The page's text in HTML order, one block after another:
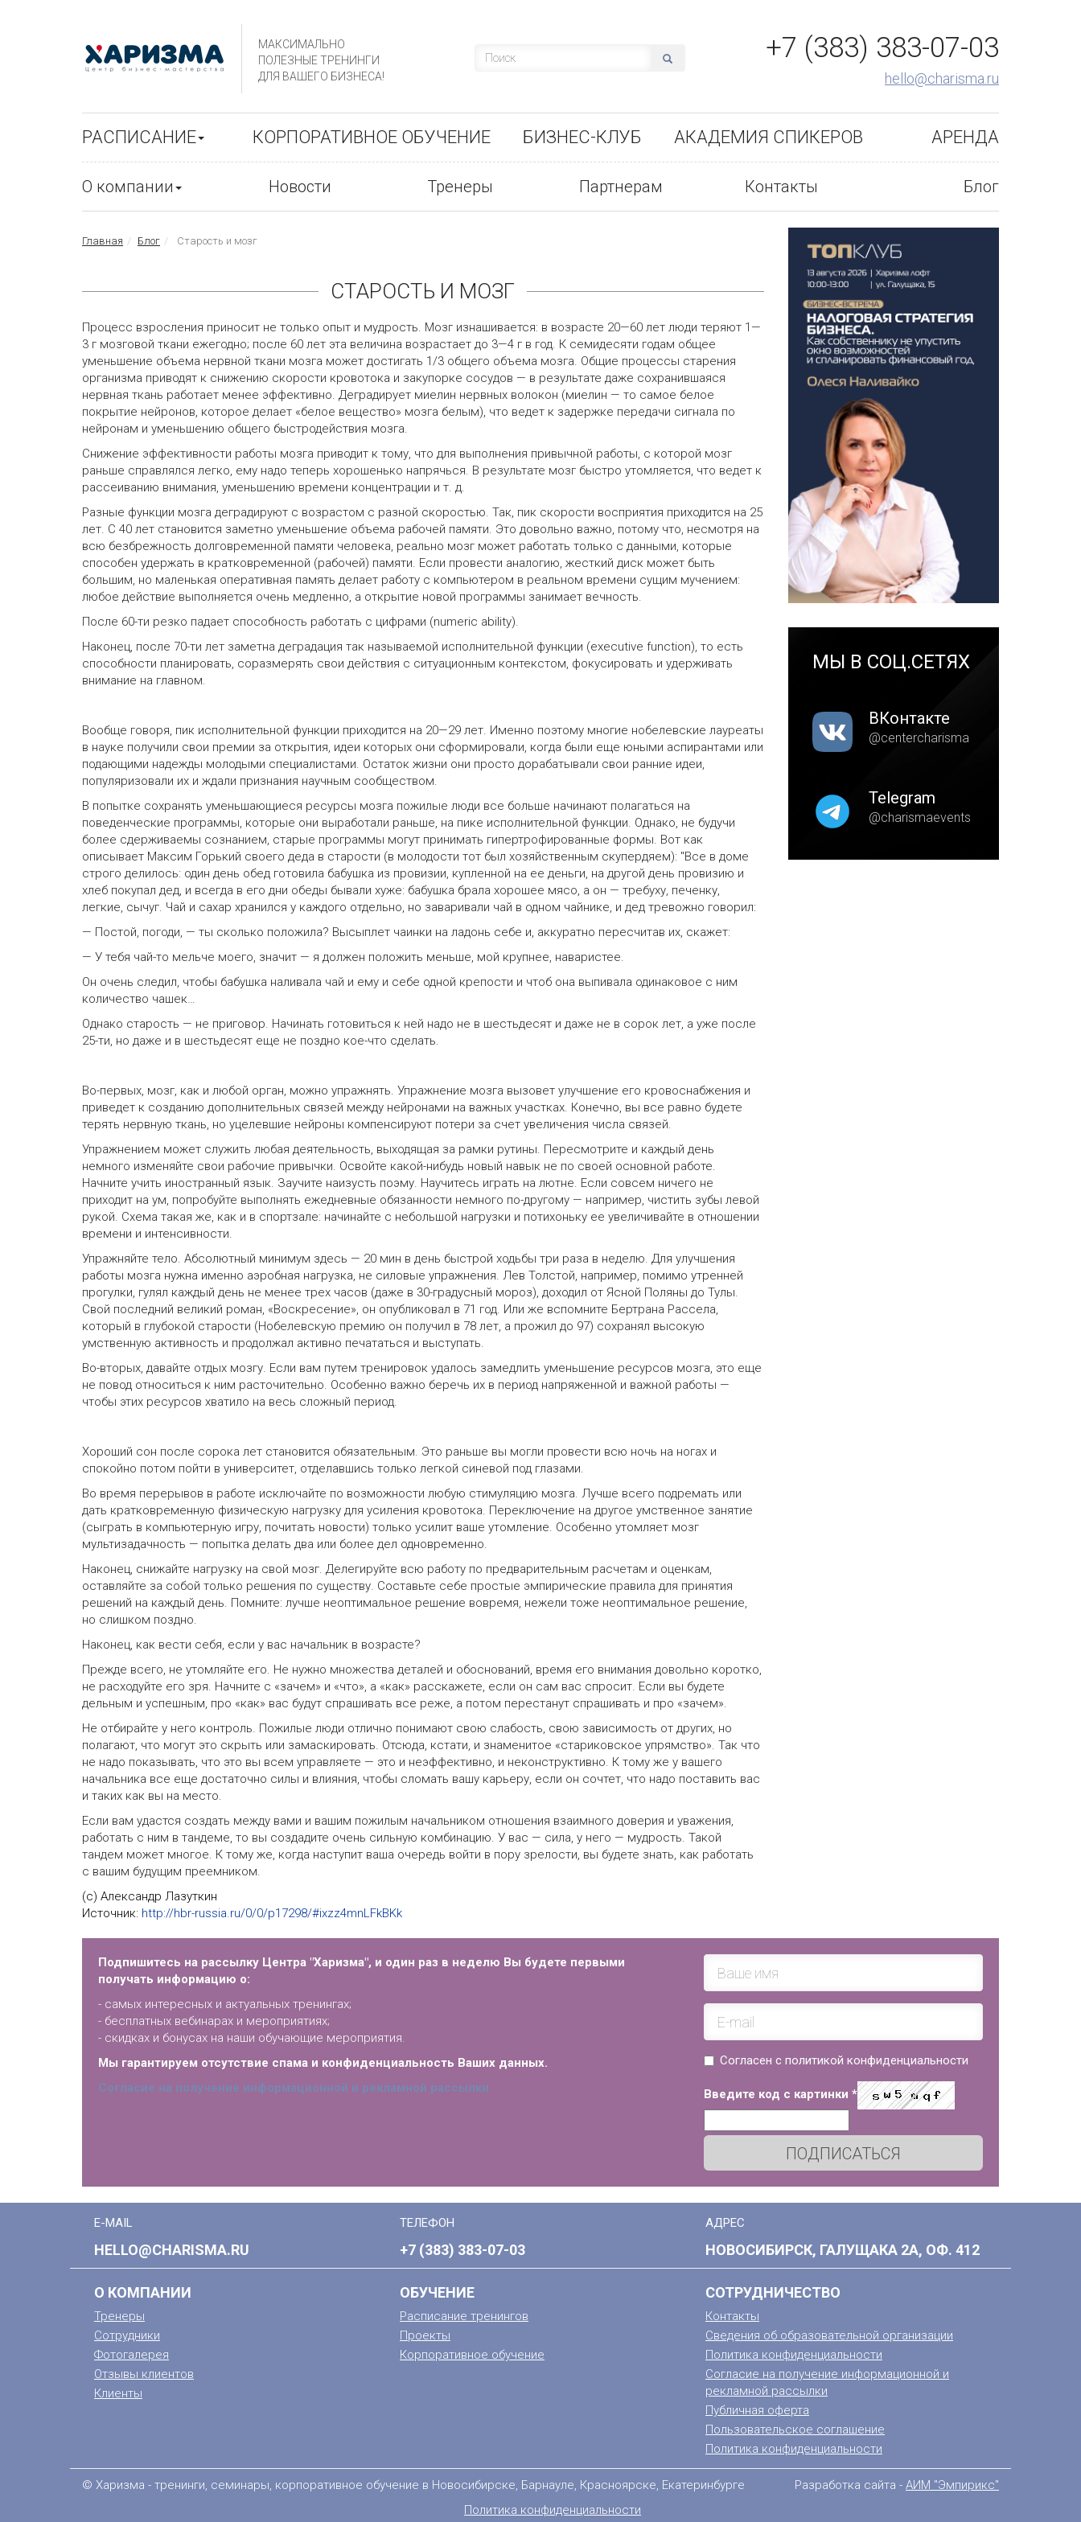
МАКСИМАЛЬНО
ПОЛЕЗНЫЕ ТРЕНИНГИ
ДЛЯ ВАШЕГО БИЗНЕСА!
+7 (383) 383-07-03
hello@charisma.ru
РАСПИСАНИЕ КОРПОРАТИВНОЕ ОБУЧЕНИЕ БИЗНЕС-КЛУБ АКАДЕМИЯ СПИКЕРОВ АРЕНДА
О компании Новости Тренеры Партнерам Контакты Блог
Главная Блог Старость и мозг
СТАРОСТЬ И МОЗГ
Процесс взросления приносит не только опыт и мудрость. Мозг изнашивается: в возрасте 20—60 лет люди теряют 1—
3 г мозговой ткани ежегодно; после 60 лет эта величина возрастает до 3—4 г в год. К семидесяти годам общее
уменьшение объема нервной ткани мозга может достигать 1/3 общего объема мозга. Общие процессы старения
организма приводят к снижению скорости кровотока и закупорке сосудов — в результате даже сохранившаяся
нервная ткань работает менее эффективно. Деградирует миелин нервных волокон (миелин — то самое белое
покрытие нейронов, которое делает «белое вещество» мозга белым), что ведет к задержке передачи сигнала по
нейронам и уменьшению общего быстродействия мозга.
Снижение эффективности работы мозга приводит к тому, что для выполнения привычной работы, с которой мозг
раньше справлялся легко, ему надо теперь хорошенько напрячься. В результате мозг быстро утомляется, что ведет к
рассеиванию внимания, уменьшению времени концентрации и т. д.
Разные функции мозга деградируют с возрастом с разной скоростью. Так, пик скорости восприятия приходится на 25
лет. С 40 лет становится заметно уменьшение объема рабочей памяти. Это довольно важно, потому что, несмотря на
всю безбрежность долговременной памяти человека, реально мозг может работать только с данными, которые
способен удержать в кратковременной (рабочей) памяти. Если провести аналогию, жесткий диск может быть
большим, но маленькая оперативная память делает работу с компьютером в реальном времени сущим мучением:
любое действие выполняется очень медленно, а открытие новой программы занимает вечность.
После 60-ти резко падает способность работать с цифрами (numeric ability).
Наконец, после 70-ти лет заметна деградация так называемой исполнительной функции (executive function), то есть
способности планировать, соразмерять свои действия с ситуационным контекстом, фокусировать и удерживать
внимание на главном.
Вообще говоря, пик исполнительной функции приходится на 20—29 лет. Именно поэтому многие нобелевские лауреаты
в науке получили свои премии за открытия, идеи которых они сформировали, когда были еще юными аспирантами или
подающими надежды молодыми специалистами. Остаток жизни они просто дорабатывали свои ранние идеи,
популяризовали их и ждали признания научным сообществом.
В попытке сохранять уменьшающиеся ресурсы мозга пожилые люди все больше начинают полагаться на
поведенческие программы, которые они выработали раньше, на пике исполнительной функции. Однако, не будучи
более сдерживаемы сознанием, старые программы могут принимать гипертрофированные формы. Вот как
описывает Максим Горький своего деда в старости (в молодости тот был хозяйственным скупердяем): "Все в доме
строго делилось: один день обед готовила бабушка из провизии, купленной на ее деньги, на другой день провизию и
хлеб покупал дед, и всегда в его дни обеды бывали хуже: бабушка брала хорошее мясо, а он — требуху, печенку,
легкие, сычуг. Чай и сахар хранился у каждого отдельно, но заваривали чай в одном чайнике, и дед тревожно говорил:
— Постой, погоди, — ты сколько положила? Высыплет чаинки на ладонь себе и, аккуратно пересчитав их, скажет:
— У тебя чай-то мельче моего, значит — я должен положить меньше, мой крупнее, наваристее.
Он очень следил, чтобы бабушка наливала чай и ему и себе одной крепости и чтоб она выпивала одинаковое с ним
количество чашек…
Однако старость — не приговор. Начинать готовиться к ней надо не в шестьдесят и даже не в сорок лет, а уже после
25-ти, но даже и в шестьдесят еще не поздно кое-что сделать.
Во-первых, мозг, как и любой орган, можно упражнять. Упражнение мозга вызовет улучшение его кровоснабжения и
приведет к созданию дополнительных связей между нейронами на важных участках. Конечно, вы все равно будете
терять нервную ткань, но уцелевшие нейроны компенсируют потери за счет увеличения числа связей.
Упражнением может служить любая деятельность, выходящая за рамки рутины. Пересмотрите и каждый день
немного изменяйте свои рабочие привычки. Освойте какой-нибудь новый навык не по своей основной работе.
Начните учить иностранный язык. Заучите наизусть поэму. Научитесь играть на лютне. Если совсем ничего не
приходит на ум, попробуйте выполнять ежедневные обязанности немного по-другому — например, чистить зубы левой
рукой. Схема такая же, как и в спортзале: начинайте с небольшой нагрузки и потихоньку ее увеличивайте в отношении
времени и интенсивности.
Упражняйте тело. Абсолютный минимум здесь — 20 мин в день быстрой ходьбы три раза в неделю. Для улучшения
работы мозга нужна именно аэробная нагрузка, не силовые упражнения. Лев Толстой, например, помимо утренней
прогулки, гулял каждый день не менее трех часов (даже в 30-градусный мороз), доходил от Ясной Поляны до Тулы.
Свой последний великий роман, «Воскресение», он опубликовал в 71 год. Или же вспомните Бертрана Рассела,
который в глубокой старости (Нобелевскую премию он получил в 78 лет, а прожил до 97) сохранял высокую
умственную активность и продолжал активно печататься и выступать.
Во-вторых, давайте отдых мозгу. Если вам путем тренировок удалось замедлить уменьшение ресурсов мозга, это еще
не повод относиться к ним расточительно. Особенно важно беречь их в период напряженной и важной работы —
чтобы этих ресурсов хватило на весь сложный период.
Хороший сон после сорока лет становится обязательным. Это раньше вы могли провести всю ночь на ногах и
спокойно потом пойти в университет, отделавшись только легкой синевой под глазами.
Во время перерывов в работе исключайте по возможности любую стимуляцию мозга. Лучше всего подремать или
дать кратковременную физическую нагрузку для усиления кровотока. Переключение на другое умственное занятие
(сыграть в компьютерную игру, почитать новости) только усилит ваше утомление. Особенно утомляет мозг
мультизадачность — попытка делать два или более дел одновременно.
Наконец, снижайте нагрузку на свой мозг. Делегируйте всю работу по предварительным расчетам и оценкам,
оставляйте за собой только решения по существу. Составьте себе простые эмпирические правила для принятия
решений на каждый день. Помните: лучше неоптимальное решение вовремя, нежели тоже неоптимальное решение,
но слишком поздно.
Наконец, как вести себя, если у вас начальник в возрасте?
Прежде всего, не утомляйте его. Не нужно множества деталей и обоснований, время его внимания довольно коротко,
не расходуйте его зря. Начните с «зачем» и «что», а «как» расскажете, если он сам вас спросит. Если вы будете
дельным и успешным, про «как» вас будут спрашивать все реже, а потом перестанут спрашивать и про «зачем».
Не отбирайте у него контроль. Пожилые люди отлично понимают свою слабость, свою зависимость от других, но
полагают, что могут это скрыть или замаскировать. Отсюда, кстати, и знаменитое «стариковское упрямство». Так что
не надо показывать, что это вы всем управляете — это и неэффективно, и неконструктивно. К тому же у вашего
начальника все еще достаточно силы и влияния, чтобы сломать вашу карьеру, если он сочтет, что надо поставить вас
и таких как вы на место.
Если вам удастся создать между вами и вашим пожилым начальником отношения взаимного доверия и уважения,
работать с ним в тандеме, то вы создадите очень сильную комбинацию. У вас — сила, у него — мудрость. Такой
тандем может многое. К тому же, когда наступит ваша очередь войти в пору зрелости, вы будете знать, как работать
с вашим будущим преемником.
(с) Александр Лазуткин
Источник: http://hbr-russia.ru/0/0/p17298/#ixzz4mnLFkBKk
МЫ В СОЦ.СЕТЯХ
ВКонтакте
@centercharisma
Telegram
@charismaevents
Подпишитесь на рассылку Центра "Харизма", и один раз в неделю Вы будете первыми
получать информацию о:
- самых интересных и актуальных тренингах;
- бесплатных вебинарах и мероприятиях;
- скидках и бонусах на наши обучающие мероприятия.
Мы гарантируем отсутствие спама и конфиденциальность Ваших данных.
Согласие на получение информационной и рекламной рассылки
Согласен с политикой конфиденциальности
Введите код с картинки*
ПОДПИСАТЬСЯ
E-MAIL
HELLO@CHARISMA.RU
ТЕЛЕФОН
+7 (383) 383-07-03
АДРЕС
НОВОСИБИРСК, ГАЛУЩАКА 2А, ОФ. 412
О КОМПАНИИ
Тренеры
Сотрудники
Фотогалерея
Отзывы клиентов
Клиенты
ОБУЧЕНИЕ
Расписание тренингов
Проекты
Корпоративное обучение
СОТРУДНИЧЕСТВО
Контакты
Сведения об образовательной организации
Политика конфиденциальности
Согласие на получение информационной и
рекламной рассылки
Публичная оферта
Пользовательское соглашение
Политика конфиденциальности
Разработка сайта - АИМ "Эмпирикс"
© Харизма - тренинги, семинары, корпоративное обучение в Новосибирске, Барнауле, Красноярске, Екатеринбурге
Политика конфиденциальности